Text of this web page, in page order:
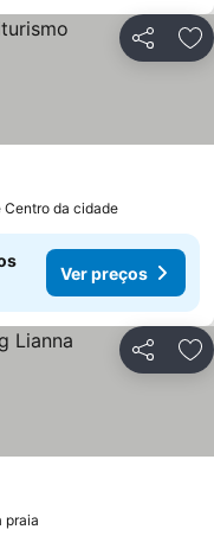
Partilhar
Centro da cidade
Ver preços
Partilhar
praia